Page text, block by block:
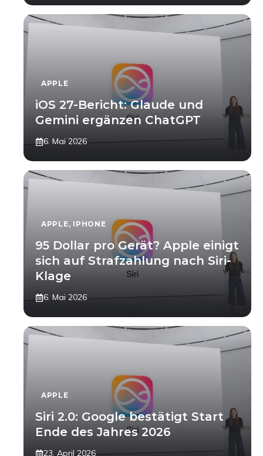
APPLE
iOS 27-Bericht: Glaude und
Gemini ergänzen ChatGPT
6. Mai 2026
APPLE, IPHONE
95 Dollar pro Gerät? Apple einigt
sich auf Strafzahlung nach Siri-
Klage
6. Mai 2026
APPLE
Siri 2.0: Google bestätigt Start
Ende des Jahres 2026
23. April 2026